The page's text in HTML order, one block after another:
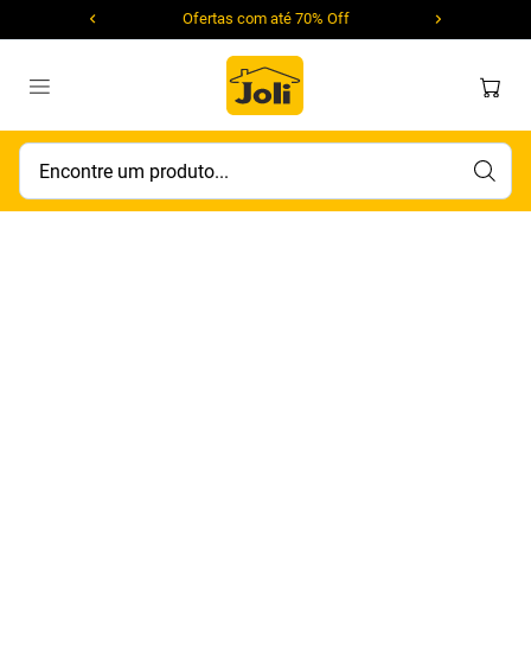
Ofertas com até 70% Off
Encontre um produto...